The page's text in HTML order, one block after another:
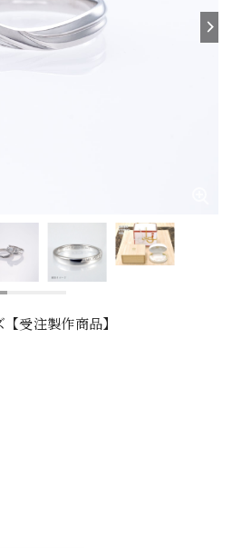
受注製作商品】